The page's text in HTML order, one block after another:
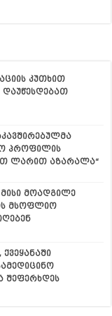
კუთხით
პროფილის
ლარით აზარალა“
მისი მოადგილე
მსოფლიო
შეფერხდეს